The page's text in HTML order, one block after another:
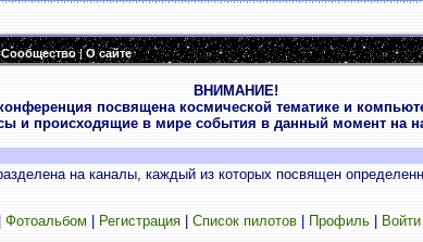
Сообщество|О сайте
ВНИМАНИЕ!
посвящена космической тематике и
и происходящие в мире события в данный момент на
на каналы, каждый из которых посвящен
Фотоальбом Регистрация| Список пилотов| Профиль|